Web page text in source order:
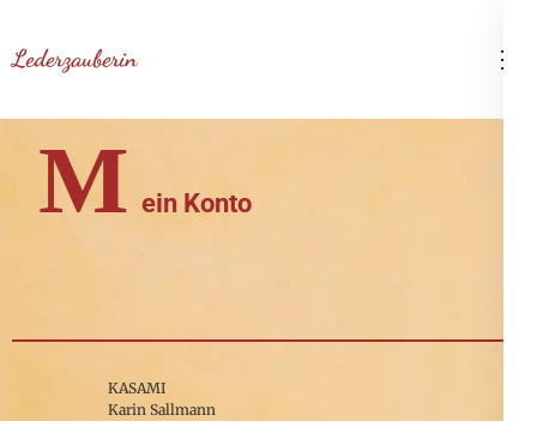
Inhalt
(Enter
drücken)
Lederzauberin
M ein Konto
KASAMI
Karin Sallmann